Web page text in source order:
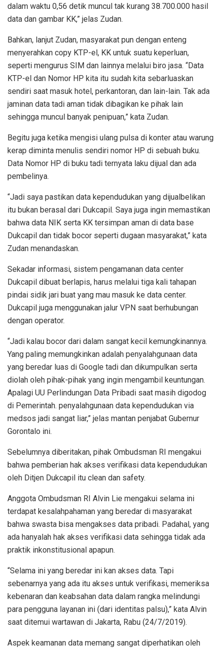
dalam waktu 0,56 detik muncul tak kurang 38.700.000 hasil
data dan gambar KK,” jelas Zudan.
Bahkan, lanjut Zudan, masyarakat pun dengan enteng
menyerahkan copy KTP-el, KK untuk suatu keperluan,
seperti mengurus SIM dan lainnya melalui biro jasa. “Data
KTP-el dan Nomor HP kita itu sudah kita sebarluaskan
sendiri saat masuk hotel, perkantoran, dan lain-lain. Tak ada
jaminan data tadi aman tidak dibagikan ke pihak lain
sehingga muncul banyak penipuan,” kata Zudan.
Begitu juga ketika mengisi ulang pulsa di konter atau warung
kerap diminta menulis sendiri nomor HP di sebuah buku.
Data Nomor HP di buku tadi ternyata laku dijual dan ada
pembelinya.
“Jadi saya pastikan data kependudukan yang dijualbelikan
itu bukan berasal dari Dukcapil. Saya juga ingin memastikan
bahwa data NIK serta KK tersimpan aman di data base
Dukcapil dan tidak bocor seperti dugaan masyarakat,” kata
Zudan menandaskan.
Sekadar informasi, sistem pengamanan data center
Dukcapil dibuat berlapis, harus melalui tiga kali tahapan
pindai sidik jari buat yang mau masuk ke data center.
Dukcapil juga menggunakan jalur VPN saat berhubungan
dengan operator.
“Jadi kalau bocor dari dalam sangat kecil kemungkinannya.
Yang paling memungkinkan adalah penyalahgunaan data
yang beredar luas di Google tadi dan dikumpulkan serta
diolah oleh pihak-pihak yang ingin mengambil keuntungan.
Apalagi UU Perlindungan Data Pribadi saat masih digodog
di Pemerintah. penyalahgunaan data kependudukan via
medsos jadi sangat liar,” jelas mantan penjabat Gubernur
Gorontalo ini.
Sebelumnya diberitakan, pihak Ombudsman RI mengakui
bahwa pemberian hak akses verifikasi data kependudukan
oleh Ditjen Dukcapil itu clean dan safety.
Anggota Ombudsman RI Alvin Lie mengakui selama ini
terdapat kesalahpahaman yang beredar di masyarakat
bahwa swasta bisa mengakses data pribadi. Padahal, yang
ada hanyalah hak akses verifikasi data sehingga tidak ada
praktik inkonstitusional apapun.
“Selama ini yang beredar ini kan akses data. Tapi
sebenarnya yang ada itu akses untuk verifikasi, memeriksa
kebenaran dan keabsahan data dalam rangka melindungi
para pengguna layanan ini (dari identitas palsu),” kata Alvin
saat ditemui wartawan di Jakarta, Rabu (24/7/2019).
Aspek keamanan data memang sangat diperhatikan oleh